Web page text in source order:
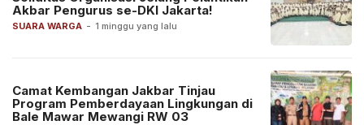
SUARA WARGA - 1 minggu yang lalu
Akbar Pengurus se-DKI Jakarta!
Camat Kembangan Jakbar Tinjau
Program Pemberdayaan Lingkungan di
Bale Mawar Mewangi RW 03